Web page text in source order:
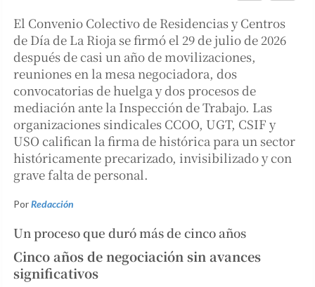
El Convenio Colectivo de Residencias y Centros
de Día de La Rioja se firmó el 29 de julio de 2026
después de casi un año de movilizaciones,
reuniones en la mesa negociadora, dos
convocatorias de huelga y dos procesos de
mediación ante la Inspección de Trabajo. Las
organizaciones sindicales CCOO, UGT, CSIF y
USO califican la firma de histórica para un sector
históricamente precarizado, invisibilizado y con
grave falta de personal.
PorRedacción
Un proceso que duró más de cinco años
Cinco años de negociación sin avances
significativos